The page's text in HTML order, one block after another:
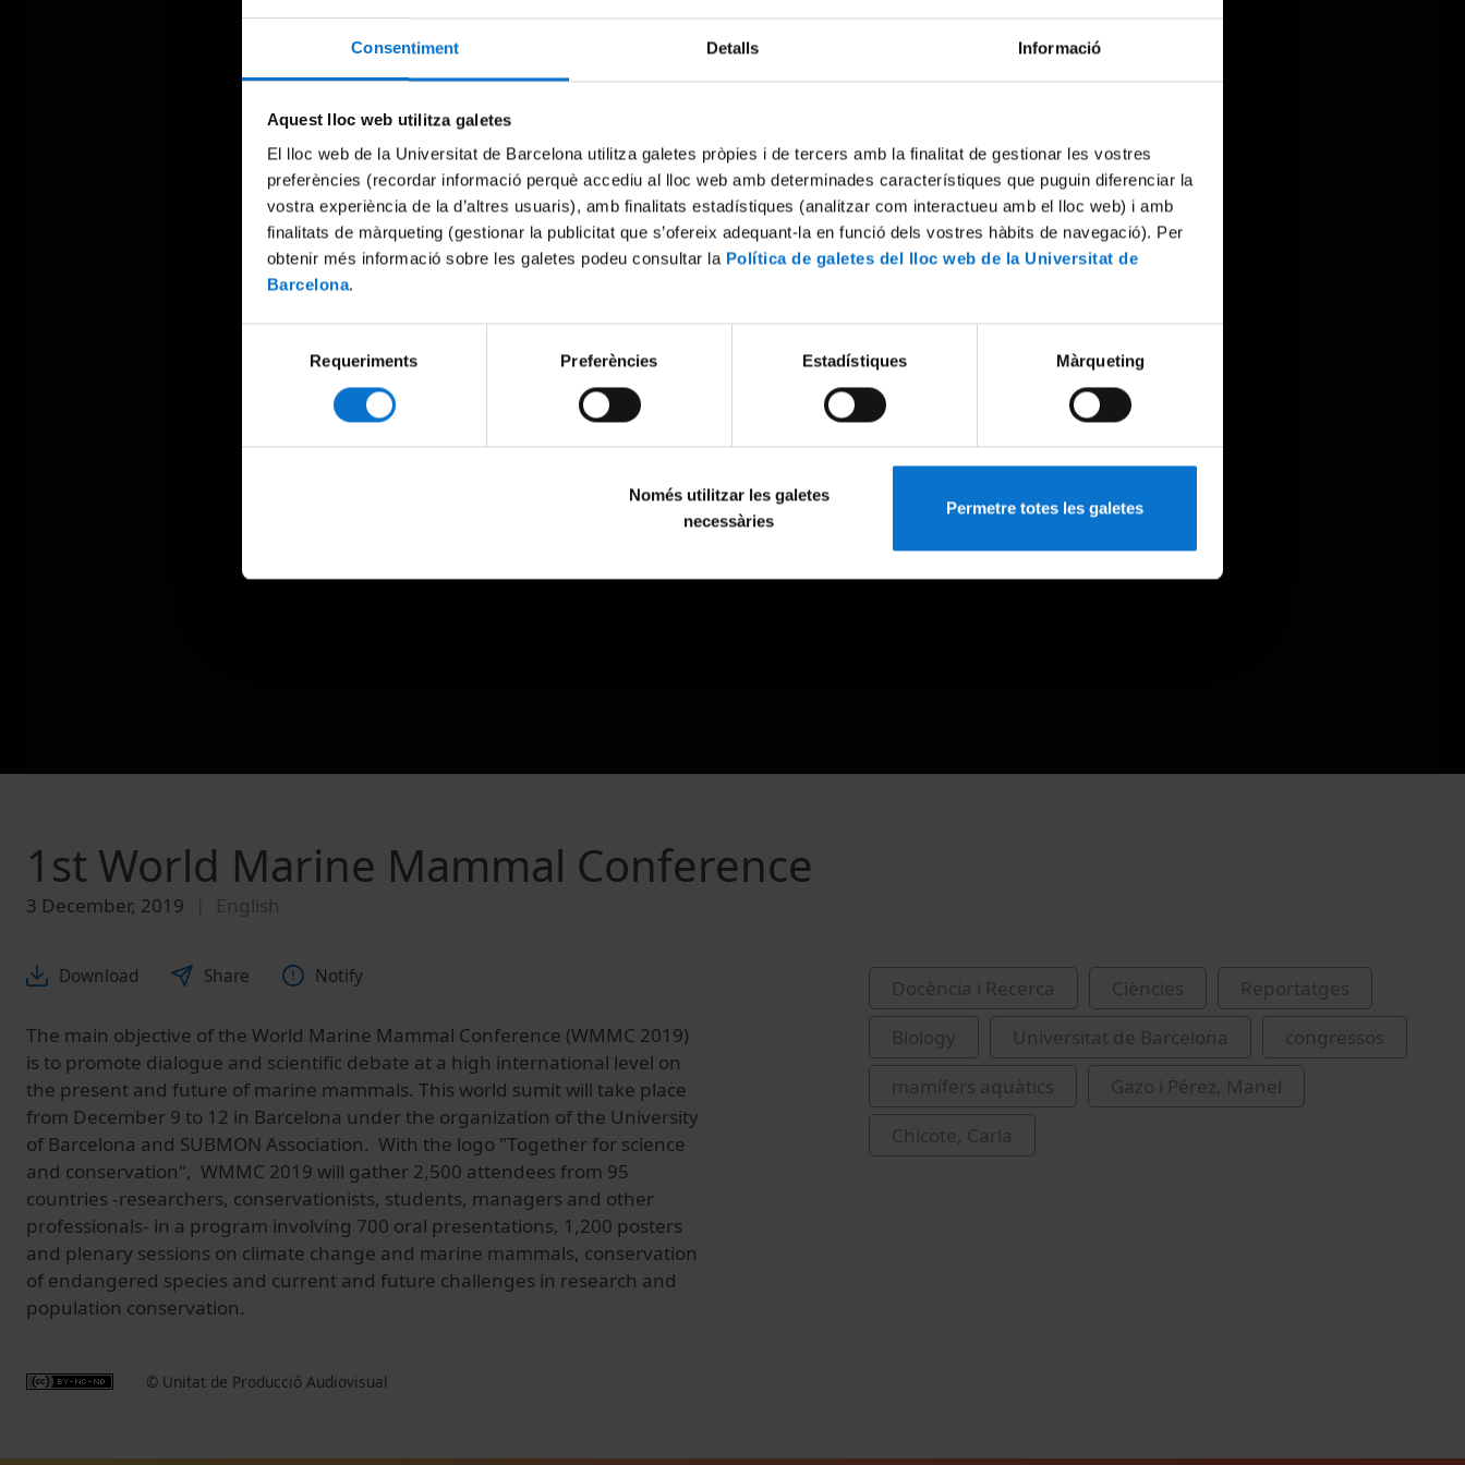
Consentiment Detalls Informació
Aquest lloc web utilitza galetes
El lloc web de la Universitat de Barcelona utilitza galetes pròpies i de tercers amb la finalitat de gestionar les vostres
preferències (recordar informació perquè accediu al lloc web amb determinades característiques que puguin diferenciar la
vostra experiència de la d’altres usuaris), amb finalitats estadístiques (analitzar com interactueu amb el lloc web) i amb
finalitats de màrqueting (gestionar la publicitat que s’ofereix adequant-la en funció dels vostres hàbits de navegació). Per
obtenir més informació sobre les galetes podeu consultar la Política de galetes del lloc web de la Universitat de
Barcelona.
Requeriments Preferències Estadístiques Màrqueting
Només utilitzar les galetes
necessàries
Permetre totes les galetes
Try again
1st World Marine Mammal Conference
3 December, 2019 English
Download Share Notify
The main objective of the World Marine Mammal Conference (WMMC 2019)
is to promote dialogue and scientific debate at a high international level on
the present and future of marine mammals. This world sumit will take place
from December 9 to 12 in Barcelona under the organization of the University
of Barcelona and SUBMON Association. With the logo "Together for science
and conservation", WMMC 2019 will gather 2,500 attendees from 95
countries -researchers, conservationists, students, managers and other
professionals- in a program involving 700 oral presentations, 1,200 posters
and plenary sessions on climate change and marine mammals, conservation
of endangered species and current and future challenges in research and
population conservation.
© Unitat de Producció Audiovisual
Docència i Recerca Ciències
Reportatges
Biology
Universitat de Barcelona
congressos
mamífers aquàtics
Gazo i Pérez, Manel
Chicote, Carla